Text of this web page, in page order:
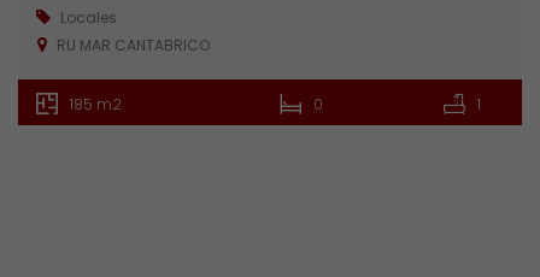
Locales
RU MAR CANTABRICO
185 m2 0 1